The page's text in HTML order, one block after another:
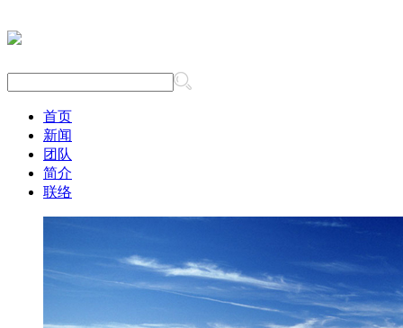
首页
新闻
团队
简介
联络